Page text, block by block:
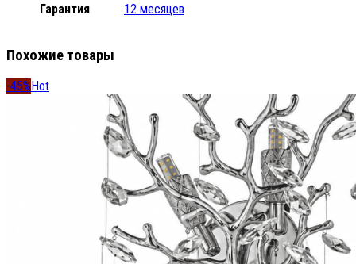
Гарантия 12 месяцев
Похожие товары
-45% Hot